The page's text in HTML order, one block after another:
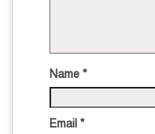
Name *
Email *